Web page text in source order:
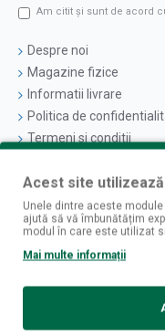
Am citit şi sunt de acord
Despre noi
Magazine fizice
Informatii livrare
Politica de
Termeni si conditii
Logare
Contul Meu
Newsletter
Retur
Acest site
Unele dintre aceste
ajută să vă îmbunătățim
modul în care este utilizat
Mai multe informații